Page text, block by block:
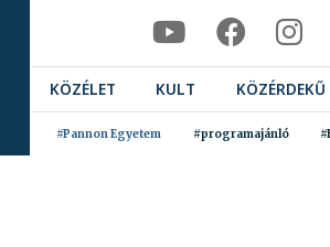
KÖZÉLET KULT KÖZÉRDEKŰ
#Pannon Egyetem #programajánló